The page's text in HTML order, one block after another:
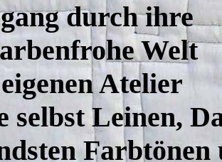
durch ihre
Welt
Atelier
selbst Leinen,
Farbtönen